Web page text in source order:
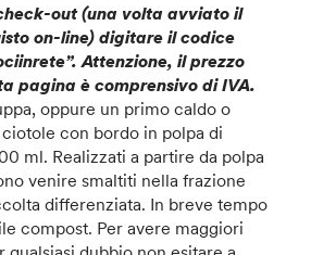
out (una volta avviato il
on-line) digitare il codice
Attenzione, il prezzo
pagina è comprensivo di IVA.
oppure un primo caldo o
con bordo in polpa di
ml. Realizzati a partire da polpa
venire smaltiti nella frazione
differenziata. In breve tempo
compost. Per avere maggiori